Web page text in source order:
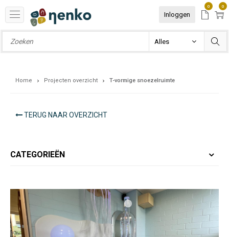
Inloggen
0 0
Home Projecten overzicht T-vormige snoezelruimte
TERUG NAAR OVERZICHT
CATEGORIEËN